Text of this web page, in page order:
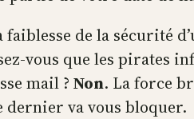
faiblesse de la sécurité
vous que les pirates
mail ? Non. La force
dernier va vous bloquer.